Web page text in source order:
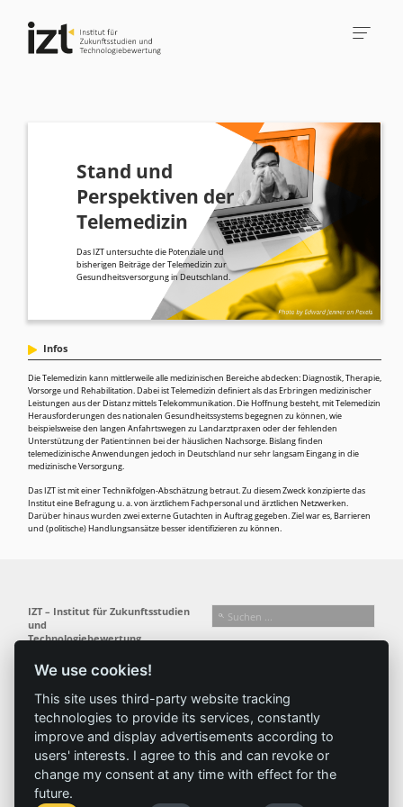
Stand und
Perspektiven der
Telemedizin
Das IZT untersuchte die Potenziale und
bisherigen Beiträge der Telemedizin zur
Gesundheitsversorgung in Deutschland.
Die Telemedizin kann mittlerweile alle medizinischen Bereiche abdecken: Diagnostik, Therapie,
Vorsorge und Rehabilitation. Dabei ist Telemedizin definiert als das Erbringen medizinischer
Leistungen aus der Distanz mittels Telekommunikation. Die Hoffnung besteht, mit Telemedizin
Herausforderungen des nationalen Gesundheitssystems begegnen zu können, wie
beispielsweise den langen Anfahrtswegen zu Landarztpraxen oder der fehlenden
Unterstützung der Patient:innen bei der häuslichen Nachsorge. Bislang finden
telemedizinische Anwendungen jedoch in Deutschland nur sehr langsam Eingang in die
medizinische Versorgung.
Das IZT ist mit einer Technikfolgen-Abschätzung betraut. Zu diesem Zweck konzipierte das
Institut eine Befragung u. a. von ärztlichem Fachpersonal und ärztlichen Netzwerken.
Darüber hinaus wurden zwei externe Gutachten in Auftrag gegeben. Ziel war es, Barrieren
und (politische) Handlungsansätze besser identifizieren zu können.
Infos
We use cookies!
This site uses third-party website tracking
technologies to provide its services, constantly
improve and display advertisements according to
users' interests. I agree to this and can revoke or
change my consent at any time with effect for the
future.
IZT – Institut für Zukunftsstudien
und
Technologiebewertung
Busseallee 1 · 14163 Berlin
info@izt.de| www.izt.de
Institut
Profil
Team
Forschung
Forschungsfelder
Ergebnisse
Projekte
Aktuelles
News